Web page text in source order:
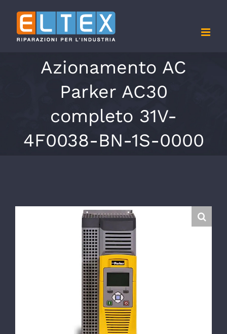
contenuto
Azionamento AC
Parker AC30
completo 31V-
4F0038-BN-1S-0000